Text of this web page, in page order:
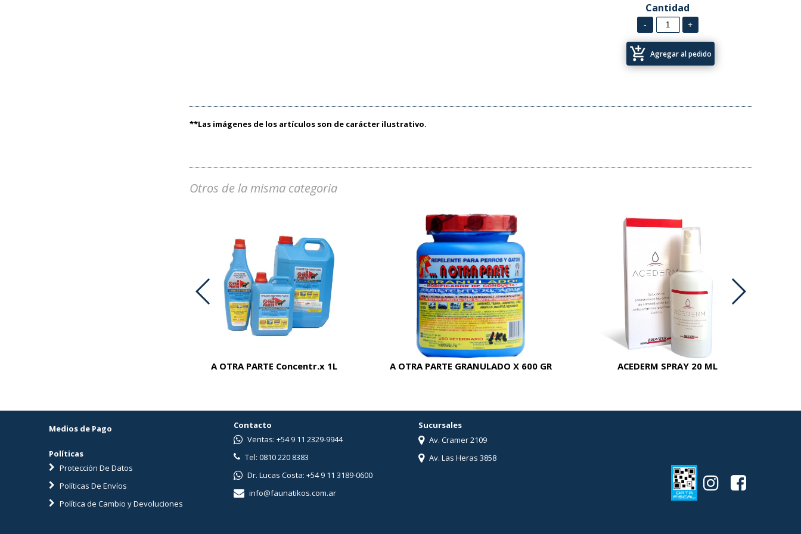
Cantidad
add_shopping_cart Agregar al pedido
**Las imágenes de los artículos son de carácter ilustrativo.
Otros de la misma categoria
A OTRA PARTE Concentr.x 1L A OTRA PARTE GRANULADO X 600 GR ACEDERM SPRAY 20 ML
Medios de Pago
Políticas
Protección De Datos
Políticas De Envíos
Política de Cambio y Devoluciones
Contacto
Ventas: +54 9 11 2329-9944
Tel: 0810 220 8383
Dr. Lucas Costa: +54 9 11 3189-0600
info@faunatikos.com.ar
Sucursales
Av. Cramer 2109
Av. Las Heras 3858